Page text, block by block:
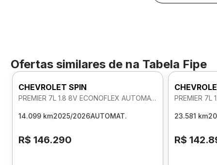
Ofertas similares de na Tabela Fipe
CHEVROLET SPIN
PREMIER 7L 1.8 8V ECONOFLEX AUTOMATICO
14.099 km2025/2026AUTOMAT.
R$ 146.290
23.581 km
R$